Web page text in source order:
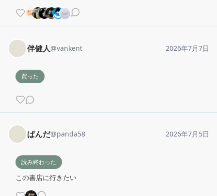
伴健人@vankent 2026年7月7日
買った
ぱんだ@panda58 2026年7月5日
読み終わった
この書店に行きたい